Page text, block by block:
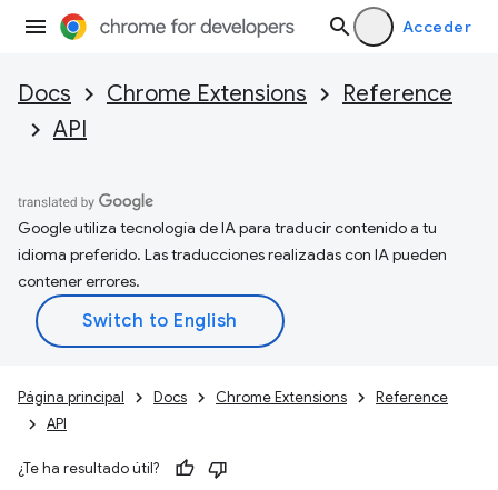
Acceder
Docs Chrome Extensions
Reference
API
Google utiliza tecnología de IA para traducir contenido a tu
idioma preferido. Las traducciones realizadas con IA pueden
contener errores.
Página principal Docs Chrome Extensions
Reference
API
¿Te ha resultado útil?